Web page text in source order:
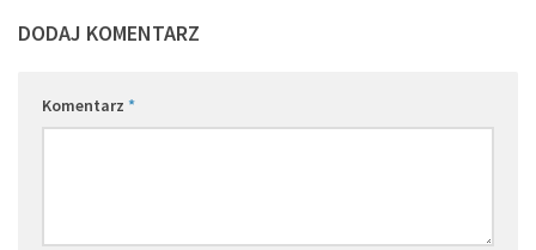
DODAJ KOMENTARZ
Komentarz *